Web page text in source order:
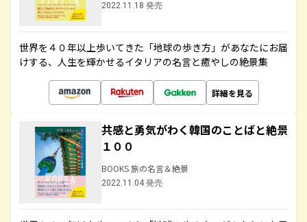
2022.11.18 発売
世界を４０年以上歩いてきた「地球の歩き方」があなたにお届
けする、人生を輝かせるイタリアの名言と癒やしの絶景集
詳細を見る
共感と勇気がわく韓国のことばと絶景
１００
BOOKS 旅の名言＆絶景
2022.11.04 発売